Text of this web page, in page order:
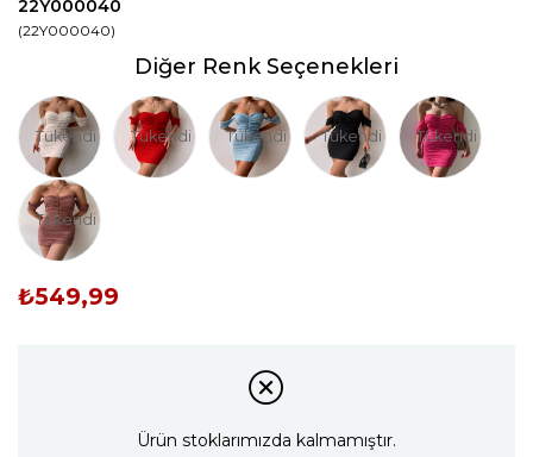
22Y000040
(22Y000040)
Diğer Renk Seçenekleri
Tükendi Tükendi Tükendi Tükendi Tükendi
Tükendi
₺549,99
Ürün stoklarımızda kalmamıştır.